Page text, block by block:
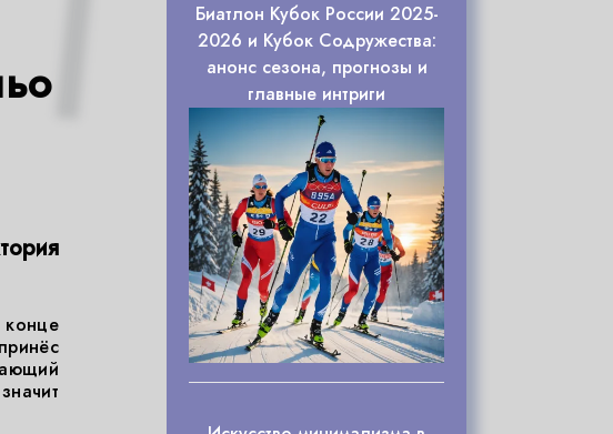
Биатлон Кубок России 2025-
2026 и Кубок Содружества:
анонс сезона, прогнозы и
главные интриги